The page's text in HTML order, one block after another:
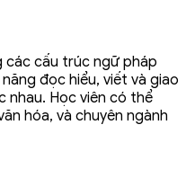
các cấu trúc ngữ pháp
đọc hiểu, viết và giao
nhau. Học viên có thể
hóa, và chuyên ngành